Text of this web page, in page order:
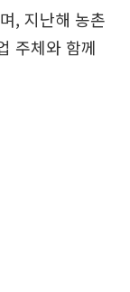
, 지난해 농촌
주체와 함께